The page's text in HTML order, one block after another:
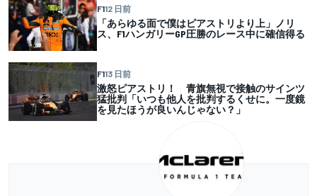
F112 日前
「あらゆる面で僕はピアストリより上」ノリ
ス、F1ハンガリーGP圧勝のレース中に確信得る
F113 日前
激怒ピアストリ！ 青旗無視で接触のサインツ
猛批判「いつも他人を批判するくせに。一度鏡
を見たほうが良いんじゃない？」